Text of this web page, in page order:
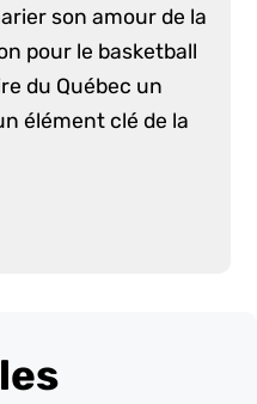
son amour de la
pour le basketball
du Québec un
élément clé de la